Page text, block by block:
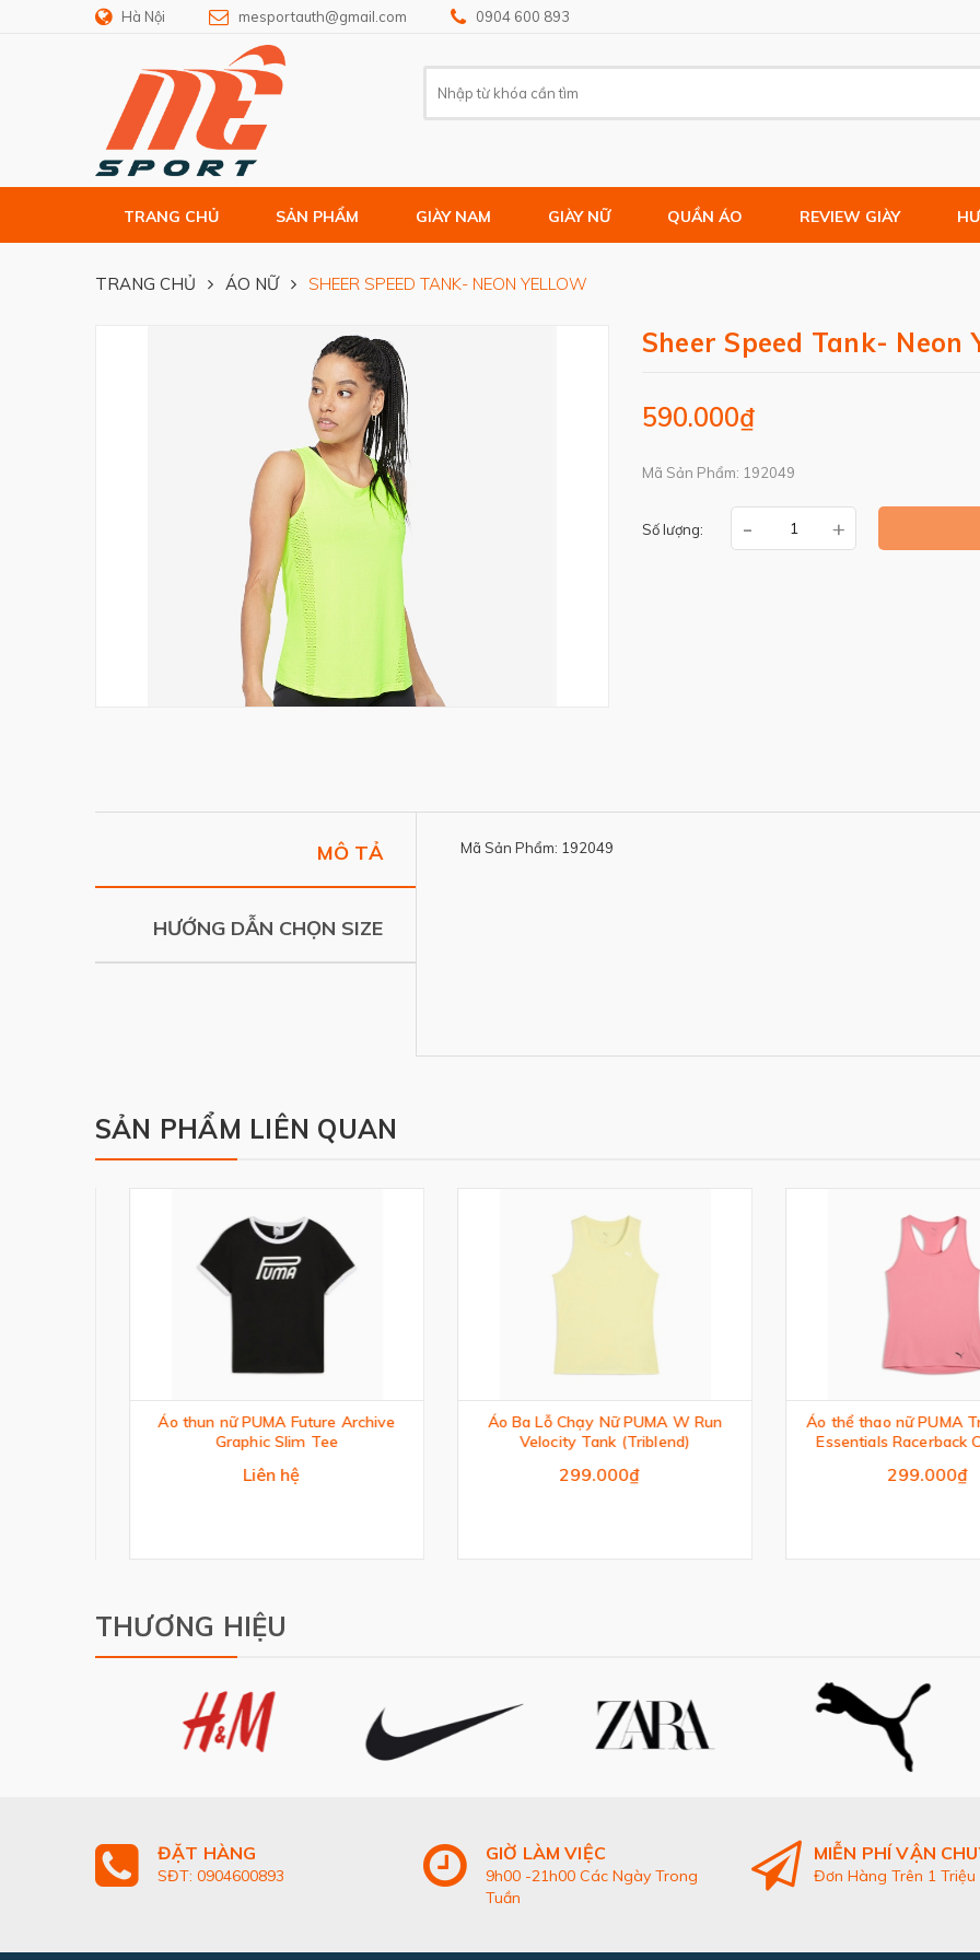
Hà Nội mesportauth@gmail.com 0904 600 893
TRANG CHỦ SẢN PHẨM GIÀY NAM GIÀY NỮ QUẦN ÁO REVIEW GIÀY
TRANG CHỦ ÁO NỮ SHEER SPEED TANK- NEON YELLOW
Sheer Speed Tank- Neon
590.000₫
Mã Sản Phẩm: 192049
Số lượng: - +
MÔ TẢ
HƯỚNG DẪN CHỌN SIZE
Mã Sản Phẩm: 192049
SẢN PHẨM LIÊN QUAN
Áo thun nữ PUMA Future Archive
Graphic Slim Tee
Liên hệ
Áo Ba Lỗ Chạy Nữ PUMA W Run
Velocity Tank (Triblend)
299.000₫
Áo thể thao nữ PUMA Train
Essentials Racerback
299.000₫
THƯƠNG HIỆU
ĐẶT HÀNG
SĐT: 0904600893
GIỜ LÀM VIỆC
9h00 -21h00 Các Ngày Trong
Tuần
MIỄN PHÍ VẬN
Đơn Hàng Trên 1 Triệu